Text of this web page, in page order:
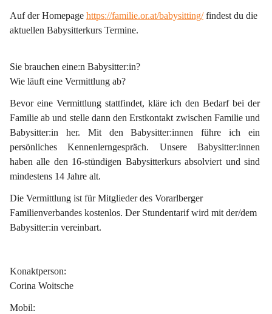
Auf der Homepage https://familie.or.at/babysitting/ findest du die
aktuellen Babysitterkurs Termine.
Sie brauchen eine:n Babysitter:in?
Wie läuft eine Vermittlung ab?
Bevor eine Vermittlung stattfindet, kläre ich den Bedarf bei der
Familie ab und stelle dann den Erstkontakt zwischen Familie und
Babysitter:in her. Mit den Babysitter:innen führe ich ein
persönliches Kennenlerngespräch. Unsere Babysitter:innen
haben alle den 16-stündigen Babysitterkurs absolviert und sind
mindestens 14 Jahre alt.
Die Vermittlung ist für Mitglieder des Vorarlberger
Familienverbandes kostenlos. Der Stundentarif wird mit der/dem
Babysitter:in vereinbart.
Konaktperson:
Corina Woitsche
Mobil: